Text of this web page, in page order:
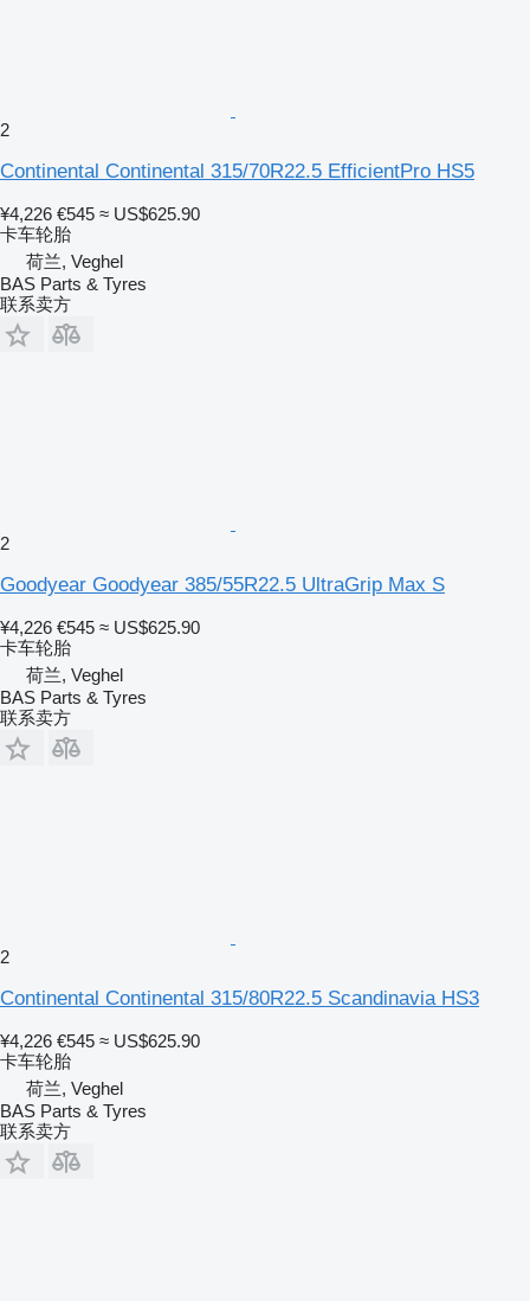
2
Continental Continental 315/70R22.5 EfficientPro HS5
¥4,226 €545 ≈ US$625.90
卡车轮胎
荷兰, Veghel
BAS Parts & Tyres
联系卖方
2
Goodyear Goodyear 385/55R22.5 UltraGrip Max S
¥4,226 €545 ≈ US$625.90
卡车轮胎
荷兰, Veghel
BAS Parts & Tyres
联系卖方
2
Continental Continental 315/80R22.5 Scandinavia HS3
¥4,226 €545 ≈ US$625.90
卡车轮胎
荷兰, Veghel
BAS Parts & Tyres
联系卖方